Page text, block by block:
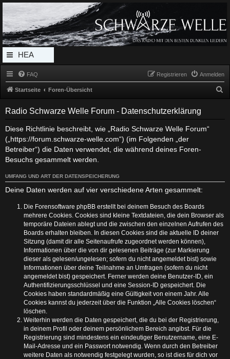
Radio Schwarze Welle Forum
Das Radio mit den Besten Dunklen Liedern
HEA
DERL
MEN
U
FAQ Anmelden
Registrieren
Startseite Foren-Übersicht
Radio Schwarze Welle Forum - Datenschutzerklärung
Diese Richtlinie beschreibt, wie „Radio Schwarze Welle Forum“
(„https://forum.schwarze-welle.com“) (im Folgenden „der
Betreiber“) die Daten verwendet, die während deines Foren-
Besuchs gesammelt werden.
UMFANG UND ART DER DATENSPEICHERUNG
Deine Daten werden auf vier verschiedene Arten gesammelt:
Die Forensoftware phpBB erstellt bei deinem Besuch des Boards
mehrere Cookies. Cookies sind kleine Textdateien, die dein Browser als
temporäre Dateien ablegt und die zwischen den einzelnen Aufrufen des
Boards erhalten bleiben. In diesen Cookies sind die aktuelle ID deiner
Sitzung (damit dir alle Seitenaufrufe zugeordnet werden können),
Informationen über die von dir gelesenen Beiträge (zur Markierung
dieser als gelesen/ungelesen; sofern du nicht angemeldet bist) sowie
Informationen über deine Teilnahme an Umfragen (sofern du nicht
angemeldet bist) gespeichert. Ferner werden deine Benutzer-ID, ein
Authentifizierungsschlüssel und eine Session-ID gespeichert. Die
Cookies haben standardmäßig eine Gültigkeit von einem Jahr. Alle
Cookies kannst du jederzeit über die Funktion „Alle Cookies löschen“
löschen.
Weiterhin werden die Daten gespeichert, die du bei der Registrierung,
in deinem Profil oder deinem persönlichem Bereich angibst. Für die
Registrierung sind mindestens ein eindeutiger Benutzername, eine E-
Mail-Adresse und ein Passwort notwendig. Wenn durch den Betreiber
weitere Daten als notwendig festgelegt wurden, so ist dies für dich vor